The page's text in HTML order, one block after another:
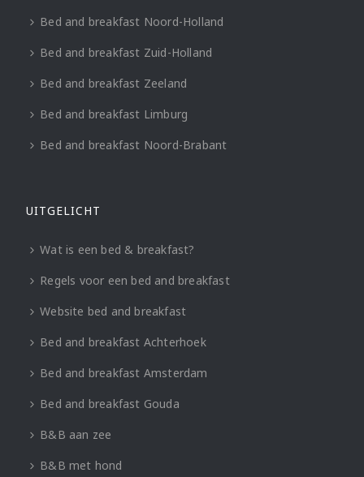
Bed and breakfast Noord-Holland
Bed and breakfast Zuid-Holland
Bed and breakfast Zeeland
Bed and breakfast Limburg
Bed and breakfast Noord-Brabant
UITGELICHT
Wat is een bed & breakfast?
Regels voor een bed and breakfast
Website bed and breakfast
Bed and breakfast Achterhoek
Bed and breakfast Amsterdam
Bed and breakfast Gouda
B&B aan zee
B&B met hond